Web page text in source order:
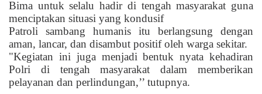
Bima untuk selalu hadir di tengah masyarakat guna
menciptakan situasi yang kondusif
Patroli sambang humanis itu berlangsung dengan
aman, lancar, dan disambut positif oleh warga sekitar.
"Kegiatan ini juga menjadi bentuk nyata kehadiran
Polri di tengah masyarakat dalam memberikan
pelayanan dan perlindungan,’’ tutupnya.